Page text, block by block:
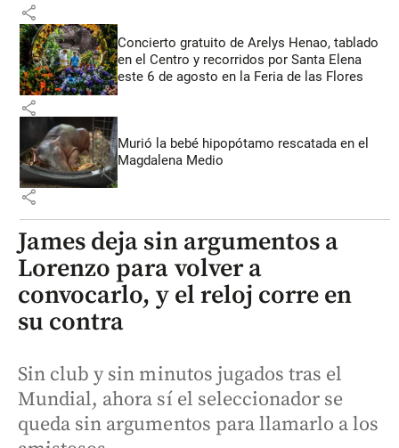
share
Concierto gratuito de Arelys Henao, tablado
en el Centro y recorridos por Santa Elena
este 6 de agosto en la Feria de las Flores
share
Murió la bebé hipopótamo rescatada en el
Magdalena Medio
share
James deja sin argumentos a
Lorenzo para volver a
convocarlo, y el reloj corre en
su contra
Sin club y sin minutos jugados tras el
Mundial, ahora sí el seleccionador se
queda sin argumentos para llamarlo a los